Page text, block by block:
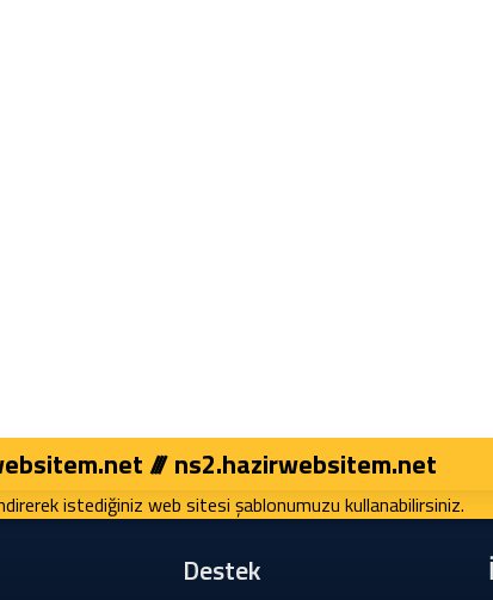
/// ns2.hazirwebsitem.net
istediğiniz web sitesi şablonumuzu kullanabilirsiniz.
Destek